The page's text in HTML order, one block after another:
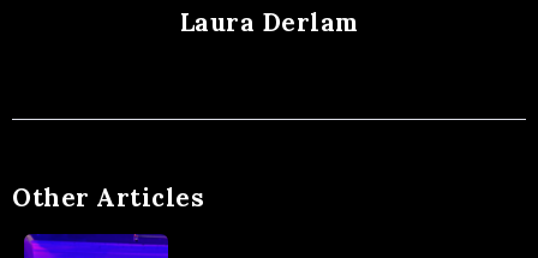
Laura Derlam
Other Articles